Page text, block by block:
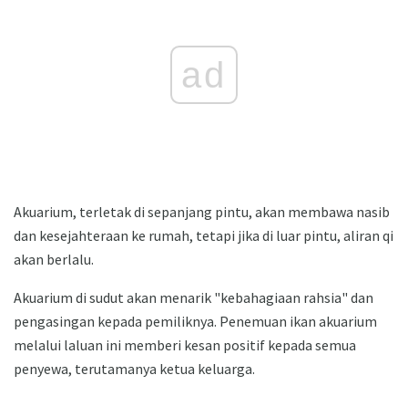
ad
Akuarium, terletak di sepanjang pintu, akan membawa nasib
dan kesejahteraan ke rumah, tetapi jika di luar pintu, aliran qi
akan berlalu.
Akuarium di sudut akan menarik "kebahagiaan rahsia" dan
pengasingan kepada pemiliknya. Penemuan ikan akuarium
melalui laluan ini memberi kesan positif kepada semua
penyewa, terutamanya ketua keluarga.